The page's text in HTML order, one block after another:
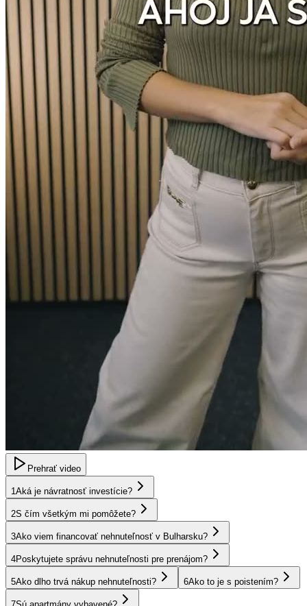
Prehrať video
1Aká je návratnosť investície?
2S čím všetkým mi pomôžete?
3Ako viem financovať nehnuteľnosť v Bulharsku?
4Poskytujete správu nehnuteľnosti pre prenájom?
5Ako dlho trvá nákup nehnuteľnosti? 6Ako to je s poistením?